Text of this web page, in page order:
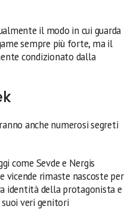
il modo in cui guarda
sempre più forte, ma il
condizionato dalla
anche numerosi segreti
come Sevde e Nergis
rimaste nascoste per
identità della protagonista e
suoi veri genitori